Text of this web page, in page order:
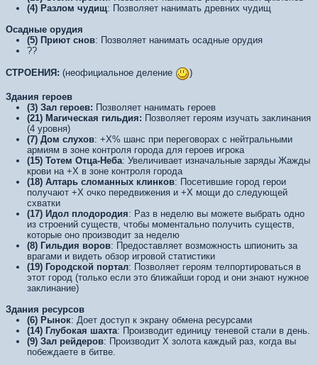
(4) Разлом чудищ: Позволяет нанимать древних чудищ
Осадные орудия
(5) Приют снов: Позволяет нанимать осадные орудия
??
СТРОЕНИЯ: (неофициальное деление )
Здания героев
(3) Зал героев: Позволяет нанимать героев
(21) Магическая гильдия: Позволяет героям изучать заклинания
(4 уровня)
(7) Дом слухов: +X% шанс при переговорах с нейтральными
армиям в зоне контроля города для героев игрока
(15) Тотем Отца-Неба: Увеличивает изначальные заряды Жажды
крови на +X в зоне контроля города
(18) Алтарь сломанных клинков: Посетившие город герои
получают +X очко передвижения и +X мощи до следующей
схватки
(17) Идол плодородия: Раз в неделю вы можете выбрать одно
из строений существ, чтобы моментально получить существ,
которые оно производит за неделю
(8) Гильдия воров: Предоставляет возможность шпионить за
врагами и видеть обзор игровой статистики
(19) Городской портал: Позволяет героям телпортироваться в
этот город (только если это ближайши город и они знают нужное
заклинание)
Здания ресурсов
(6) Рынок: Доет доступ к экрану обмена ресурсами
(14) Глубокая шахта: Производит единицу теневой стали в день.
(9) Зал рейдеров: Производит X золота каждый раз, когда вы
побеждаете в битве.